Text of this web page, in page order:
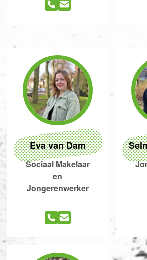
Eva van Dam
Sociaal Makelaar
en
Jongerenwerker